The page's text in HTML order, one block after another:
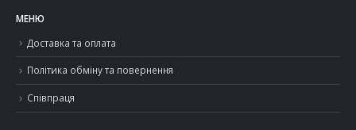
МЕНЮ
Доставка та оплата
Політика обміну та повернення
Співпраця